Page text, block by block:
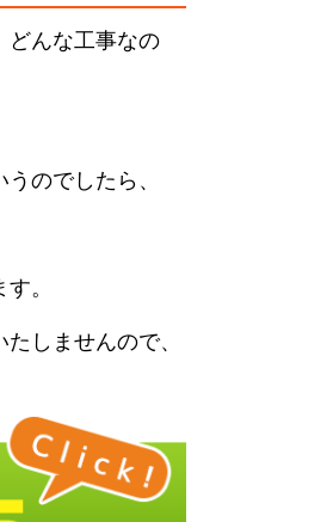
どんな工事なの
のでしたら、
。
しませんので、